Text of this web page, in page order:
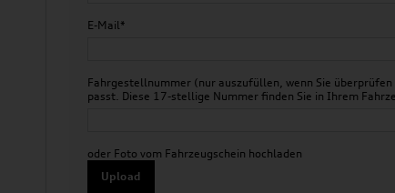
E-Mail*
Fahrgestellnummer (nur auszufüllen, wenn Sie
passt. Diese 17-stellige Nummer finden Sie in Ihrem
oder Foto vom Fahrzeugschein hochladen
Upload